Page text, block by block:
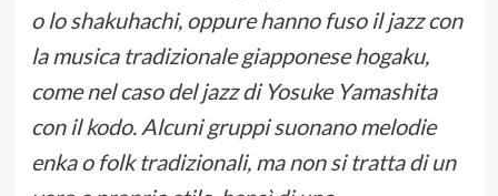
o lo shakuhachi, oppure hanno fuso il jazz con
la musica tradizionale giapponese hogaku,
come nel caso del jazz di Yosuke Yamashita
con il kodo. Alcuni gruppi suonano melodie
enka o folk tradizionali, ma non si tratta di un